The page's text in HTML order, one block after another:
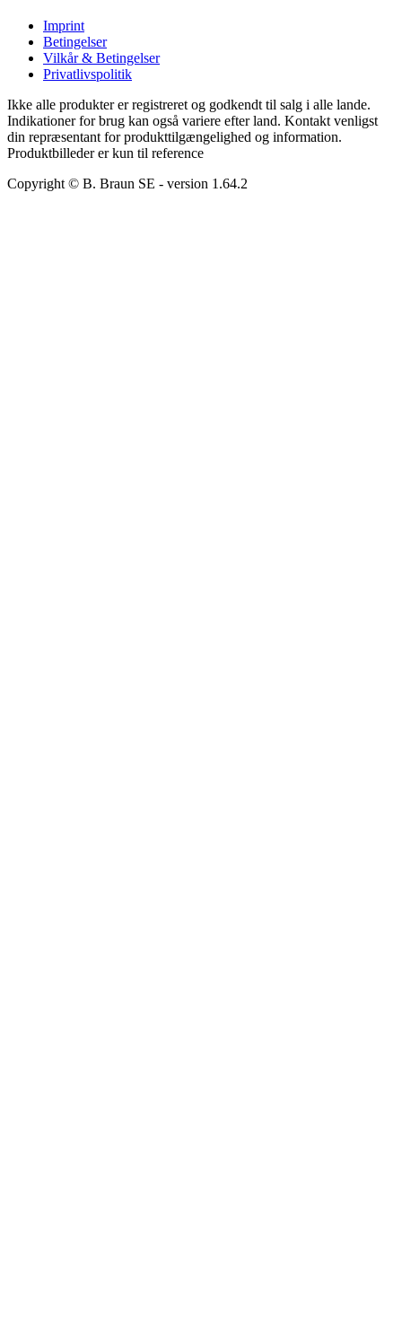
Imprint
Betingelser
Vilkår & Betingelser
Privatlivspolitik
Ikke alle produkter er registreret og godkendt til salg i alle lande.
Indikationer for brug kan også variere efter land. Kontakt venligst
din repræsentant for produkttilgængelighed og information.
Produktbilleder er kun til reference
Copyright © B. Braun SE - version 1.64.2